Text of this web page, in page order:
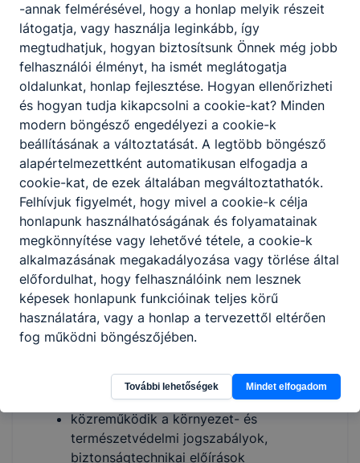
alkalmazza a szakmai előírásokat, kezeli a
környezeti adatokat, nyilvántartja a
kibocsátásokat;
nyilvántartja a védett természeti
értékeket, a szennyezett területeket;
környezetvédelmi tervek készítésében
vesz részt;
kapcsolatot tart a környezet- és
természetvédelmi és vízügyi hatóságokkal,
önkormányzati területen a lakossággal;
részt vesz pályázatírási munkákban;
közreműködik levegő-, víz- és talajvédelmi
feladatokban;
részt vesz természetvédelmi,
hulladékgazdálkodási, szennyvízkezelési
feladatokban;
zaj- és rezgésmérési feladatokban
működik közre;
szabálysértési ügyek intézésében vesz
közreműködik a környezet- és
természetvédelmi jogszabályok,
biztonságtechnikai előírások
-annak felmérésével, hogy a honlap melyik részeit
látogatja, vagy használja leginkább, így
megtudhatjuk, hogyan biztosítsunk Önnek még jobb
felhasználói élményt, ha ismét meglátogatja
oldalunkat, honlap fejlesztése. Hogyan ellenőrizheti
és hogyan tudja kikapcsolni a cookie-kat? Minden
modern böngésző engedélyezi a cookie-k
beállításának a változtatását. A legtöbb böngésző
alapértelmezettként automatikusan elfogadja a
cookie-kat, de ezek általában megváltoztathatók.
Felhívjuk figyelmét, hogy mivel a cookie-k célja
honlapunk használhatóságának és folyamatainak
megkönnyítése vagy lehetővé tétele, a cookie-k
alkalmazásának megakadályozása vagy törlése által
előfordulhat, hogy felhasználóink nem lesznek
képesek honlapunk funkcióinak teljes körű
használatára, vagy a honlap a tervezettől eltérően
fog működni böngészőjében.
További lehetőségek Mindet elfogadom